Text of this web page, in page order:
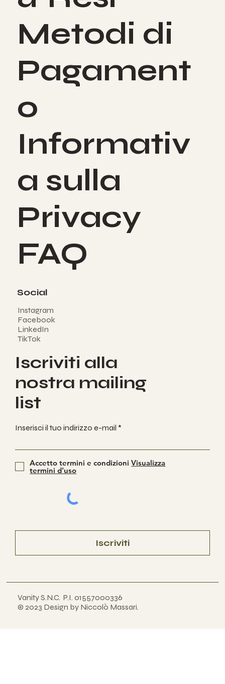
Metodi di
Pagament
o
Informativ
a sulla
Privacy
FAQ
Social
Instagram
Facebook
LinkedIn
TikTok
Iscriviti alla
nostra mailing
list
Inserisci il tuo indirizzo e-mail
Iscriviti
Accetto termini e condizioni Visualizza
termini d'uso
Vanity S.N.C. P.I. 01557000336
© 2023 Design by Niccolò Massari.